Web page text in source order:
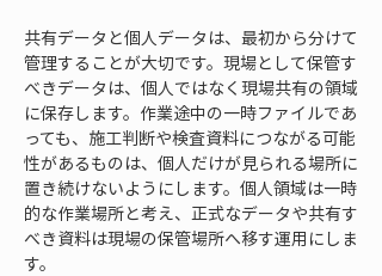
共有データと個人データは、最初から分けて
管理することが大切です。現場として保管す
べきデータは、個人ではなく現場共有の領域
に保存します。作業途中の一時ファイルであ
っても、施工判断や検査資料につながる可能
性があるものは、個人だけが見られる場所に
置き続けないようにします。個人領域は一時
的な作業場所と考え、正式なデータや共有す
べき資料は現場の保管場所へ移す運用にしま
す。